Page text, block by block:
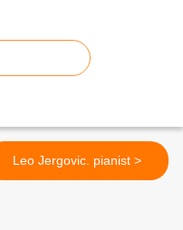
Leo Jergovic. pianist >